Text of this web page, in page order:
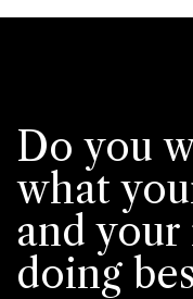
Do you
what
and
doing